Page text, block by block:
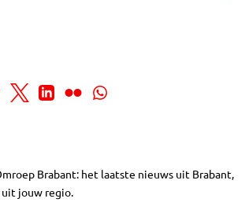
Brabant: het laatste nieuws uit Brabant,
jouw regio.